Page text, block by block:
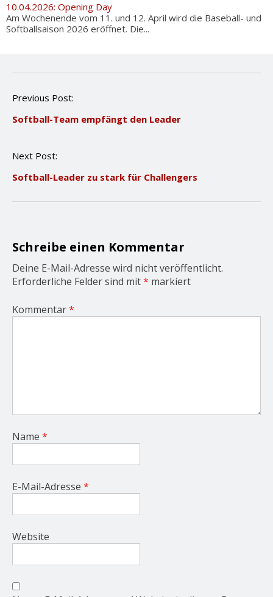
10.04.2026: Opening Day
Am Wochenende vom 11. und 12. April wird die Baseball- und
Softballsaison 2026 eröffnet. Die...
P
s
a
i
o
n
Previous Post:
Softball-Team empfängt den Leader
Next Post:
Softball-Leader zu stark für Challengers
Schreibe einen Kommentar
Deine E-Mail-Adresse wird nicht veröffentlicht.
Erforderliche Felder sind mit* markiert
Kommentar*
Name *
E-Mail-Adresse *
Website